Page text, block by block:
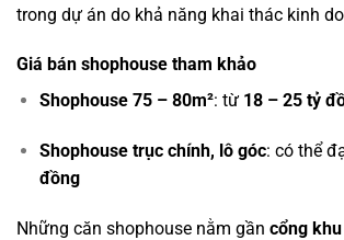
trong dự án do khả năng khai thác kinh
Giá bán shophouse tham khảo
Shophouse 75 – 80m²: từ 18 – 25 tỷ
Shophouse trục chính, lô góc: có thể
đồng
Những căn shophouse nằm gần cổng